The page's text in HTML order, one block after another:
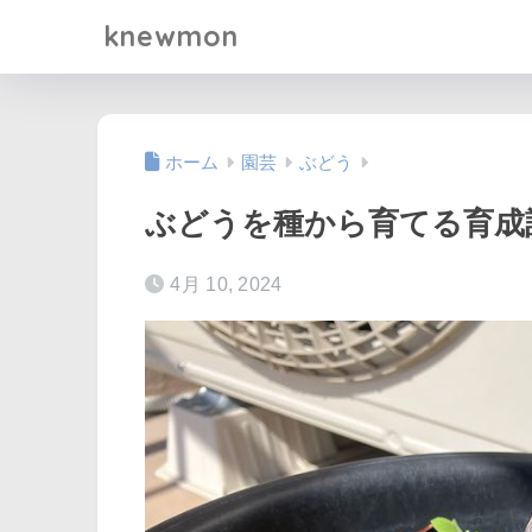
knewmon
ホーム 園芸 ぶどう
ぶどうを種から育てる育
4月 10, 2024